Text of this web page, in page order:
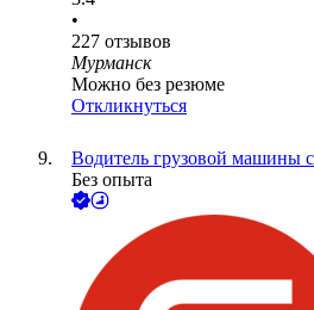
•
227 отзывов
Мурманск
Можно без резюме
Откликнуться
Водитель грузовой машины
Без опыта